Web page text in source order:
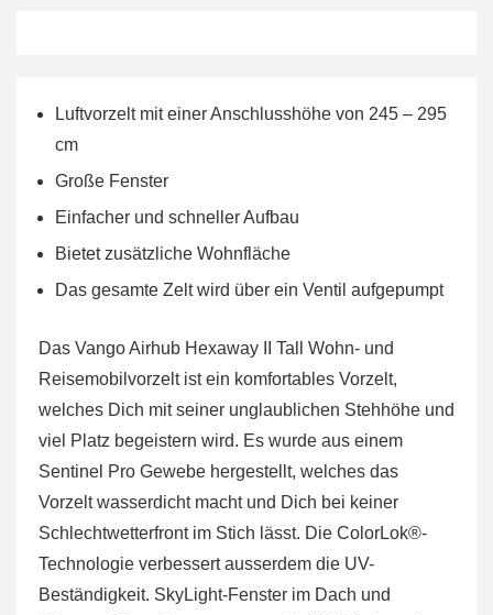
Luftvorzelt mit einer Anschlusshöhe von 245 – 295
cm
Große Fenster
Einfacher und schneller Aufbau
Bietet zusätzliche Wohnfläche
Das gesamte Zelt wird über ein Ventil aufgepumpt
Das Vango Airhub Hexaway II Tall Wohn- und
Reisemobilvorzelt ist ein komfortables Vorzelt,
welches Dich mit seiner unglaublichen Stehhöhe und
viel Platz begeistern wird. Es wurde aus einem
Sentinel Pro Gewebe hergestellt, welches das
Vorzelt wasserdicht macht und Dich bei keiner
Schlechtwetterfront im Stich lässt. Die ColorLok®-
Technologie verbessert ausserdem die UV-
Beständigkeit. SkyLight-Fenster im Dach und